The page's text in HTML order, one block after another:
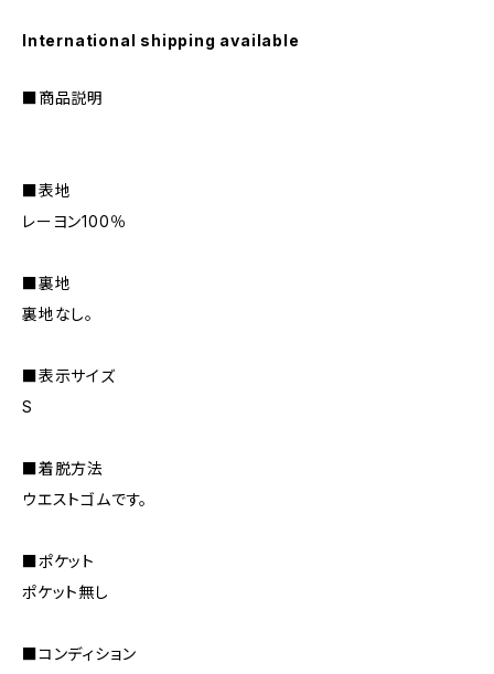
International shipping available
■商品説明
■表地
レーヨン100％
■裏地
裏地なし。
■表示サイズ
S
■着脱方法
ウエストゴムです。
■ポケット
ポケット無し
■コンディション